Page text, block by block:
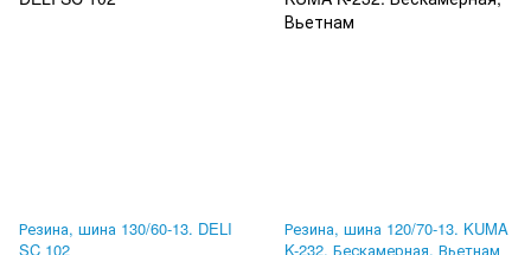
Резина, шина 130/60-13. DELI
SC 102
Резина, шина 120/70-13. KUMA
K-232. Бескамерная, Вьетнам